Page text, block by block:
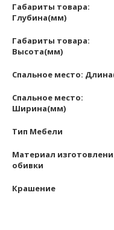
Габариты товара:
Глубина(мм)
Габариты товара:
Высота(мм)
Спальное место:
Спальное место:
Ширина(мм)
Тип Мебели
Материал
обивки
Крашение